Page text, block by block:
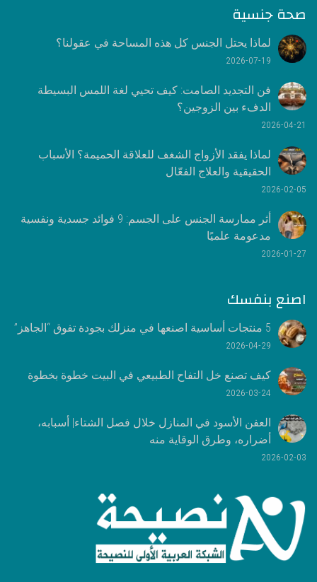
صحة جنسية
لماذا يحتل الجنس كل هذه المساحة في عقولنا؟
2026-07-19
فن التجديد الصامت: كيف تحيي لغة اللمس البسيطة
الدفء بين الزوجين؟
2026-04-21
لماذا يفقد الأزواج الشغف للعلاقة الحميمة؟ الأسباب
الحقيقية والعلاج الفعّال
2026-02-05
أثر ممارسة الجنس على الجسم: 9 فوائد جسدية ونفسية
مدعومة علميًا
2026-01-27
اصنع بنفسك
5 منتجات أساسية اصنعها في منزلك بجودة تفوق “الجاهز”
2026-04-29
كيف تصنع خل التفاح الطبيعي في البيت خطوة بخطوة
2026-03-24
العفن الأسود في المنازل خلال فصل الشتاء| أسبابه،
أضراره، وطرق الوقاية منه
2026-02-03